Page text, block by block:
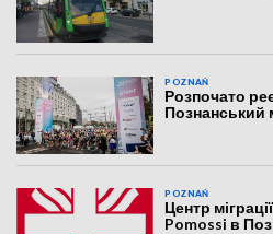
POZNAŃ
Розпочато
Познанський
POZNAŃ
Центр
Pomossi в